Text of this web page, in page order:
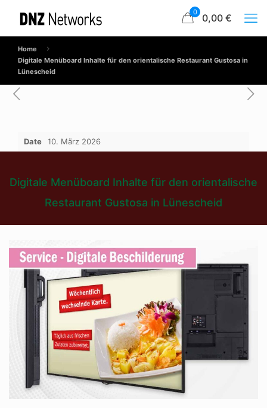
0 0,00 €
Home
Digitale Menüboard Inhalte für den orientalische Restaurant Gustosa in
Lünescheid
Date 10. März 2026
Digitale Menüboard Inhalte für den orientalische
Restaurant Gustosa in Lünescheid